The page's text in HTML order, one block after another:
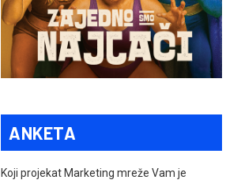
ANKETA
Koji projekat Marketing mreže Vam je